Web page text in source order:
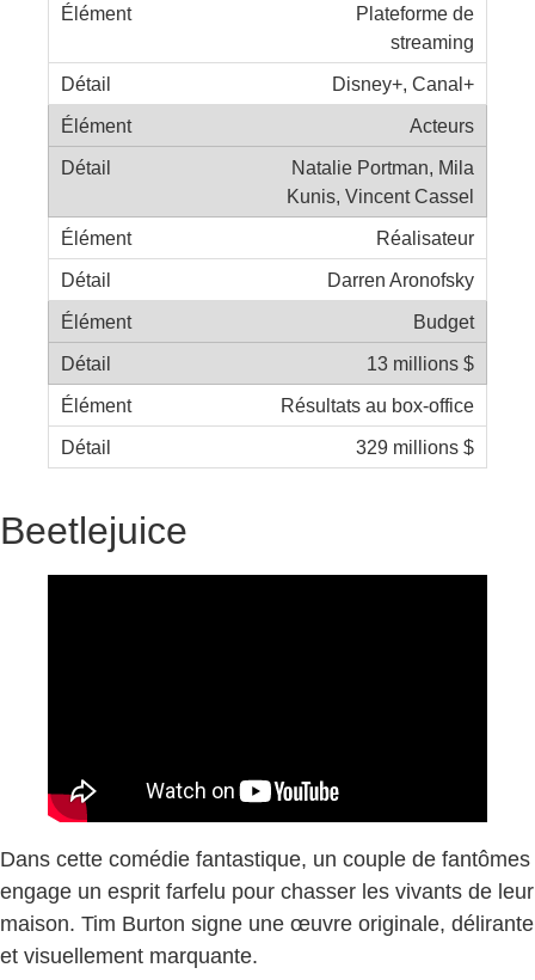
Plateforme de
streaming
Disney+, Canal+
Acteurs
Natalie Portman, Mila
Kunis, Vincent Cassel
Réalisateur
Darren Aronofsky
Budget
13 millions $
Résultats au box-office
329 millions $
Beetlejuice
Dans cette comédie fantastique, un couple de fantômes
engage un esprit farfelu pour chasser les vivants de leur
maison. Tim Burton signe une œuvre originale, délirante
et visuellement marquante.